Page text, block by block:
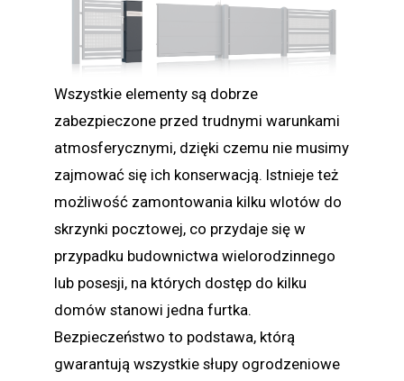
Wszystkie elementy są dobrze
zabezpieczone przed trudnymi warunkami
atmosferycznymi, dzięki czemu nie musimy
zajmować się ich konserwacją. Istnieje też
możliwość zamontowania kilku wlotów do
skrzynki pocztowej, co przydaje się w
przypadku budownictwa wielorodzinnego
lub posesji, na których dostęp do kilku
domów stanowi jedna furtka.
Bezpieczeństwo to podstawa, którą
gwarantują wszystkie słupy ogrodzeniowe